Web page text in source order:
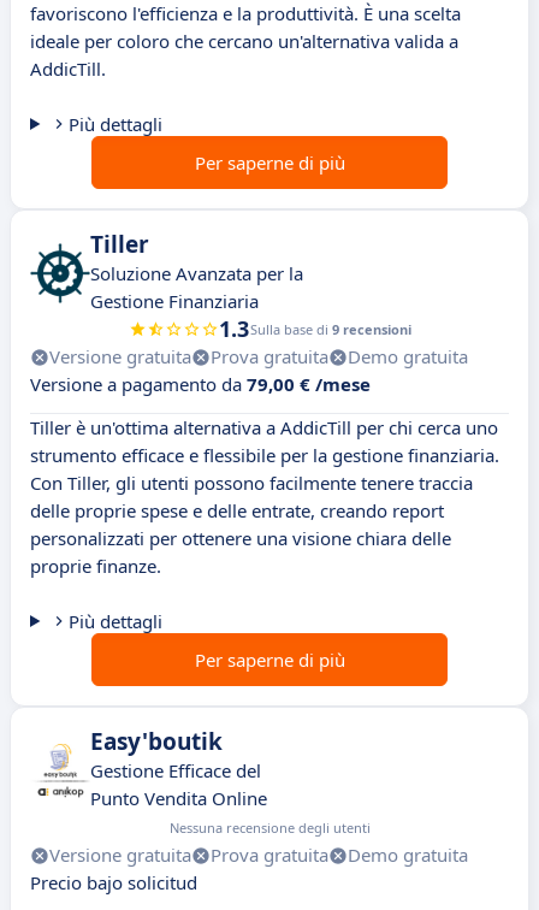
favoriscono l'efficienza e la produttività. È una scelta
ideale per coloro che cercano un'alternativa valida a
AddicTill.
Più dettagli
Per saperne di più
Tiller
Soluzione Avanzata per la
Gestione Finanziaria
1.3Sulla base di 9 recensioni
Versione gratuita Prova gratuita
Demo gratuita
Versione a pagamento da 79,00 € /mese
Tiller è un'ottima alternativa a AddicTill per chi cerca uno
strumento efficace e flessibile per la gestione finanziaria.
Con Tiller, gli utenti possono facilmente tenere traccia
delle proprie spese e delle entrate, creando report
personalizzati per ottenere una visione chiara delle
proprie finanze.
Più dettagli
Per saperne di più
Easy'boutik
Gestione Efficace del
Punto Vendita Online
Nessuna recensione degli utenti
Versione gratuita Prova gratuita
Demo gratuita
Precio bajo solicitud